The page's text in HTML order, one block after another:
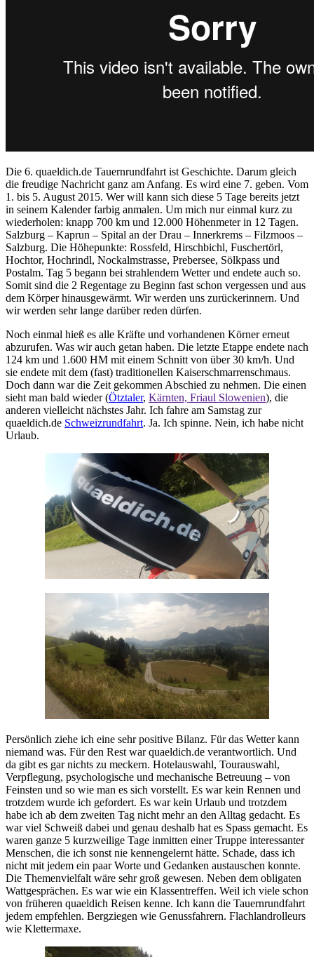
Die 6. quaeldich.de Tauernrundfahrt ist Geschichte. Darum gleich
die freudige Nachricht ganz am Anfang. Es wird eine 7. geben. Vom
1. bis 5. August 2015. Wer will kann sich diese 5 Tage bereits jetzt
in seinem Kalender farbig anmalen. Um mich nur einmal kurz zu
wiederholen: knapp 700 km und 12.000 Höhenmeter in 12 Tagen.
Salzburg – Kaprun – Spital an der Drau – Innerkrems – Filzmoos –
Salzburg. Die Höhepunkte: Rossfeld, Hirschbichl, Fuschertörl,
Hochtor, Hochrindl, Nockalmstrasse, Prebersee, Sölkpass und
Postalm. Tag 5 begann bei strahlendem Wetter und endete auch so.
Somit sind die 2 Regentage zu Beginn fast schon vergessen und aus
dem Körper hinausgewärmt. Wir werden uns zurückerinnern. Und
wir werden sehr lange darüber reden dürfen.
Noch einmal hieß es alle Kräfte und vorhandenen Körner erneut
abzurufen. Was wir auch getan haben. Die letzte Etappe endete nach
124 km und 1.600 HM mit einem Schnitt von über 30 km/h. Und
sie endete mit dem (fast) traditionellen Kaiserschmarrenschmaus.
Doch dann war die Zeit gekommen Abschied zu nehmen. Die einen
sieht man bald wieder (Ötztaler, Kärnten, Friaul Slowenien), die
anderen vielleicht nächstes Jahr. Ich fahre am Samstag zur
quaeldich.de Schweizrundfahrt. Ja. Ich spinne. Nein, ich habe nicht
Urlaub.
Persönlich ziehe ich eine sehr positive Bilanz. Für das Wetter kann
niemand was. Für den Rest war quaeldich.de verantwortlich. Und
da gibt es gar nichts zu meckern. Hotelauswahl, Tourauswahl,
Verpflegung, psychologische und mechanische Betreuung – von
Feinsten und so wie man es sich vorstellt. Es war kein Rennen und
trotzdem wurde ich gefordert. Es war kein Urlaub und trotzdem
habe ich ab dem zweiten Tag nicht mehr an den Alltag gedacht. Es
war viel Schweiß dabei und genau deshalb hat es Spass gemacht. Es
waren ganze 5 kurzweilige Tage inmitten einer Truppe interessanter
Menschen, die ich sonst nie kennengelernt hätte. Schade, dass ich
nicht mit jedem ein paar Worte und Gedanken austauschen konnte.
Die Themenvielfalt wäre sehr groß gewesen. Neben dem obligaten
Wattgesprächen. Es war wie ein Klassentreffen. Weil ich viele schon
von früheren quaeldich Reisen kenne. Ich kann die Tauernrundfahrt
jedem empfehlen. Bergziegen wie Genussfahrern. Flachlandrolleurs
wie Klettermaxe.